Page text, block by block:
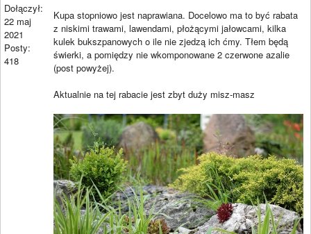
Dołączył:
22 maj
2021
Posty:
418
Kupa stopniowo jest naprawiana. Docelowo ma to być rabata
z niskimi trawami, lawendami, płożącymi jałowcami, kilka
kulek bukszpanowych o ile nie zjedzą ich ćmy. Tłem będą
świerki, a pomiędzy nie wkomponowane 2 czerwone azalie
(post powyżej).
Aktualnie na tej rabacie jest zbyt duży misz-masz